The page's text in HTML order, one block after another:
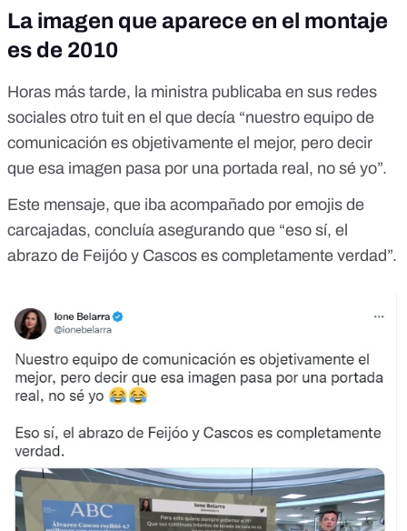
La imagen que aparece en el montaje
es de 2010
Horas más tarde, la ministra publicaba en sus redes
sociales otro tuit en el que decía “nuestro equipo de
comunicación es objetivamente el mejor, pero decir
que esa imagen pasa por una portada real, no sé yo”.
Este mensaje, que iba acompañado por emojis de
carcajadas, concluía asegurando que “eso sí, el
abrazo de Feijóo y Cascos es completamente verdad”.